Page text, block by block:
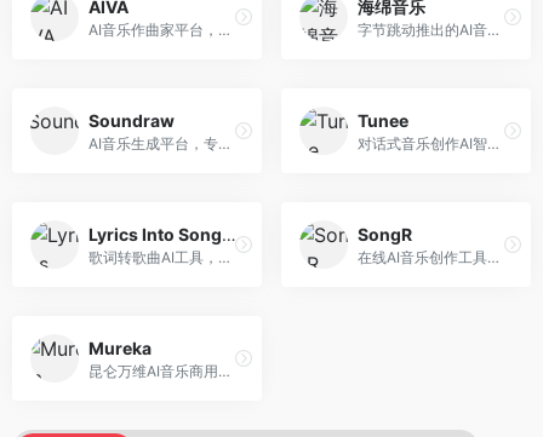
AIVA
AI音乐作曲家平台，专注于古典和影视配乐创作。面向影视制作人和游戏开发者，提供原创音乐生成、配乐定制等服务，音乐风格专业，适合影视游戏配乐。
海绵音乐
字节跳动推出的AI音乐创作平台，支持多风格音乐生成。面向内容创作者和音乐爱好者，提供歌词创作、旋律生成、编曲制作等服务，创作效率高，适合短视频配乐。
Soundraw
AI音乐生成平台，专注于免版税音乐创作。面向视频创作者和内容制作者，提供背景音乐生成、音乐定制等服务，音乐版权清晰，适合视频配乐场景。
Tunee
对话式音乐创作AI智能体，支持自然语言交互创作。面向音乐爱好者，通过对话方式完成音乐创作，交互体验友好，创作过程直观。
Lyrics Into Song AI
歌词转歌曲AI工具，支持将歌词转化为完整歌曲。面向歌词创作者和音乐爱好者，提供歌词谱曲、编曲制作等服务，歌词音乐化效率高。
SongR
在线AI音乐创作工具，支持歌词与旋律一体化生成。面向内容创作者和音乐爱好者，提供歌词创作、旋律生成、音乐制作等服务，操作简便，创作速度快。
Mureka
昆仑万维AI音乐商用创作平台，专注于商业音乐授权。面向企业和商业用户，提供版权音乐生成、商用授权等服务，音乐版权清晰，商业应用安全。